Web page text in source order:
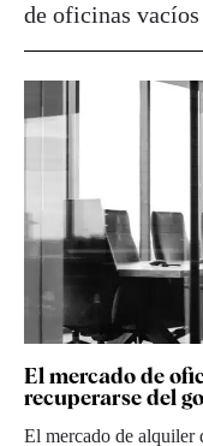
de oficinas
El mercado de
recuperarse del
El mercado de alquiler